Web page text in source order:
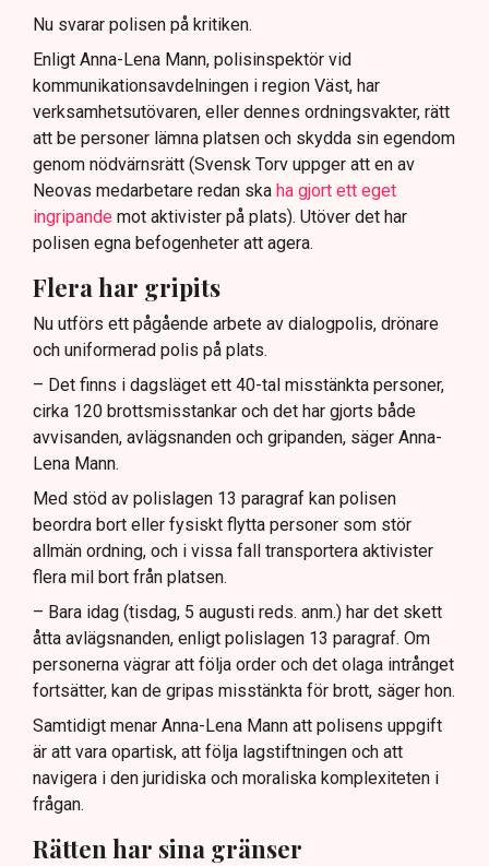
Nu svarar polisen på kritiken.
Enligt Anna-Lena Mann, polisinspektör vid
kommunikationsavdelningen i region Väst, har
verksamhetsutövaren, eller dennes ordningsvakter, rätt
att be personer lämna platsen och skydda sin egendom
genom nödvärnsrätt (Svensk Torv uppger att en av
Neovas medarbetare redan ska ha gjort ett eget
ingripande mot aktivister på plats). Utöver det har
polisen egna befogenheter att agera.
Flera har gripits
Nu utförs ett pågående arbete av dialogpolis, drönare
och uniformerad polis på plats.
– Det finns i dagsläget ett 40-tal misstänkta personer,
cirka 120 brottsmisstankar och det har gjorts både
avvisanden, avlägsnanden och gripanden, säger Anna-
Lena Mann.
Med stöd av polislagen 13 paragraf kan polisen
beordra bort eller fysiskt flytta personer som stör
allmän ordning, och i vissa fall transportera aktivister
flera mil bort från platsen.
– Bara idag (tisdag, 5 augusti reds. anm.) har det skett
åtta avlägsnanden, enligt polislagen 13 paragraf. Om
personerna vägrar att följa order och det olaga intrånget
fortsätter, kan de gripas misstänkta för brott, säger hon.
Samtidigt menar Anna-Lena Mann att polisens uppgift
är att vara opartisk, att följa lagstiftningen och att
navigera i den juridiska och moraliska komplexiteten i
frågan.
Rätten har sina gränser